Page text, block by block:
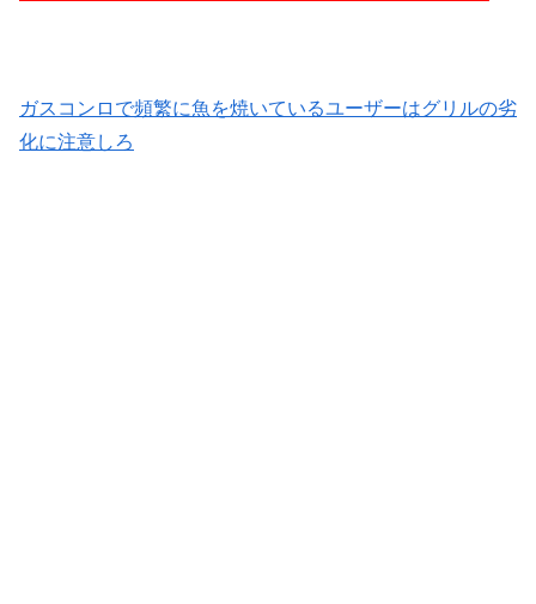
ガスコンロで頻繁に魚を焼いているユーザーはグリルの劣
化に注意しろ